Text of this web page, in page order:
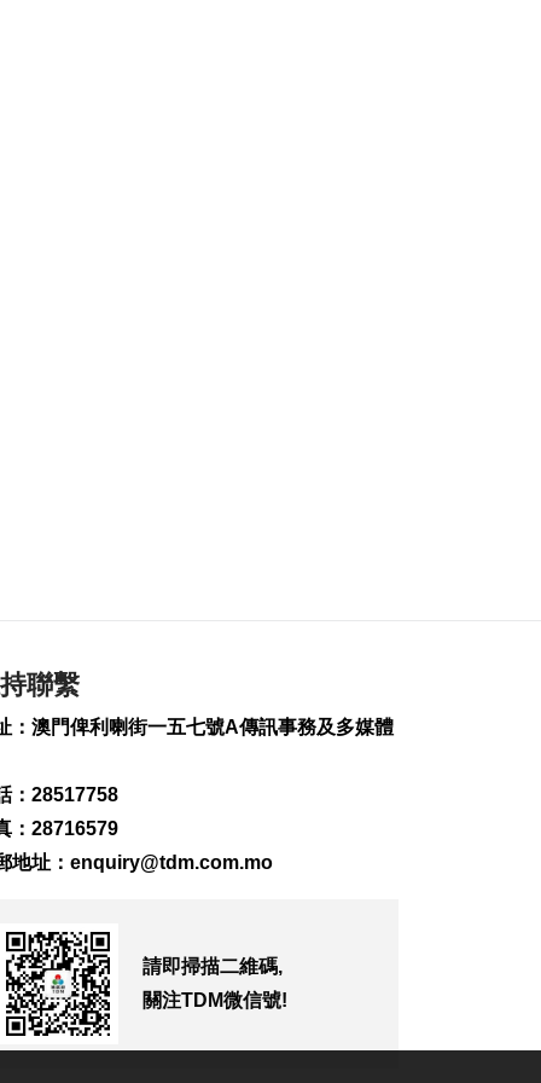
241
0
195
2026-08-07 23:09
495
0
後12航班取消
聯繫
：澳門俾利喇街一五七號A傳訊事務及多媒體
：28517758
：28716579
地址： enquiry@tdm.com.mo
請即掃描二維碼,
關注TDM微信號!